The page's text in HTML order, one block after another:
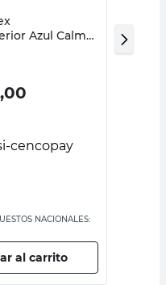
Azul Calmo
NACIONALES:
al carrito
Blanco